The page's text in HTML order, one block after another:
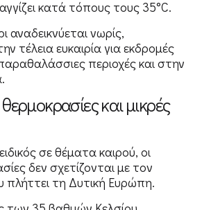
κατά τόπους τους 35°C.
αναδεικνύεται νωρίς,
τέλεια ευκαιρία για εκδρομές
περιοχές και στην
και μικρές
σε θέματα καιρού, οι
δεν σχετίζονται με τον
πλήττει τη Δυτική Ευρώπη.